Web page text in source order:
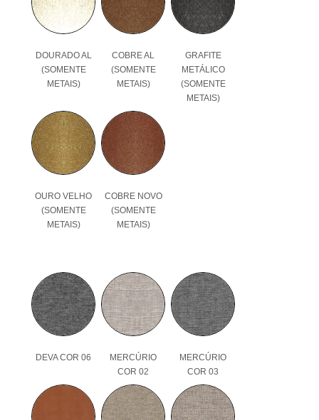
DOURADO AL
(SOMENTE
METAIS)
COBRE AL
(SOMENTE
METAIS)
GRAFITE
METÁLICO
(SOMENTE
METAIS)
OURO VELHO
(SOMENTE
METAIS)
COBRE NOVO
(SOMENTE
METAIS)
DEVA COR 06
MERCÚRIO
COR 02
MERCÚRIO
COR 03